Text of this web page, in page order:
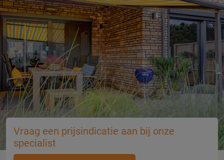
Vraag een prijsindicatie aan bij onze
specialist